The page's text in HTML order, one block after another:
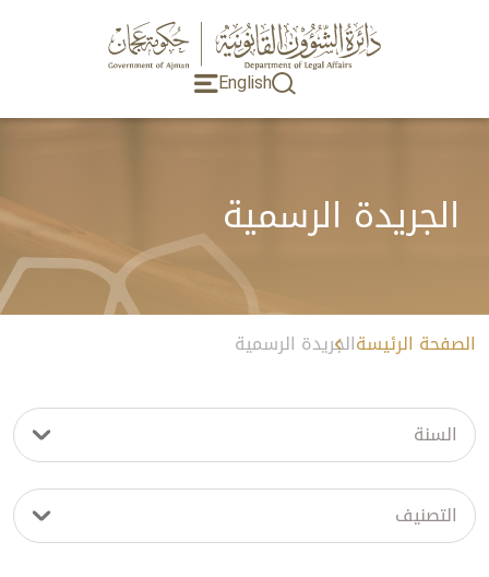
English
الجريدة الرسمية
الصفحة الرئيسةالجريدة الرسمية